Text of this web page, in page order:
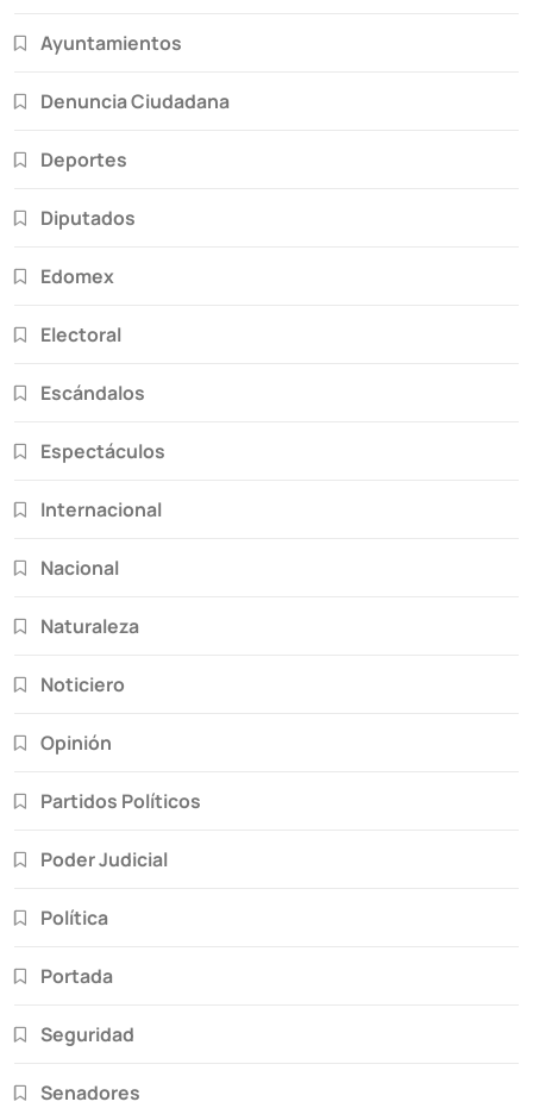
Ayuntamientos
Denuncia Ciudadana
Deportes
Diputados
Edomex
Electoral
Escándalos
Espectáculos
Internacional
Nacional
Naturaleza
Noticiero
Opinión
Partidos Políticos
Poder Judicial
Política
Portada
Seguridad
Senadores